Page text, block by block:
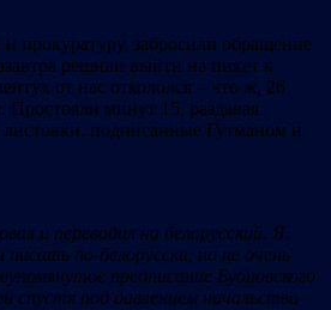
прокуратуру, забросили обращение
решили выйти на пикет к
от нас откололся – что ж, 26
минут 15, раздавая
подписанные Гутманом и
и переводил на белорусский. Я.
по-белорусски, но не очень
предписание Бубновского
спустя под давлением начальства